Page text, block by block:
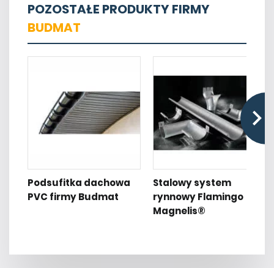
POZOSTAŁE PRODUKTY FIRMY
BUDMAT
Podsufitka dachowa
PVC firmy Budmat
Stalowy system
rynnowy Flamingo
Magnelis®